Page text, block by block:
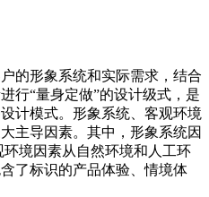
形象系统和实际需求，结合
行“量身定做”的设计级式，是
计模式。形象系统、客观环境
主导因素。其中，形象系统因
境因素从自然环境和人工环
了标识的产品体验、情境体